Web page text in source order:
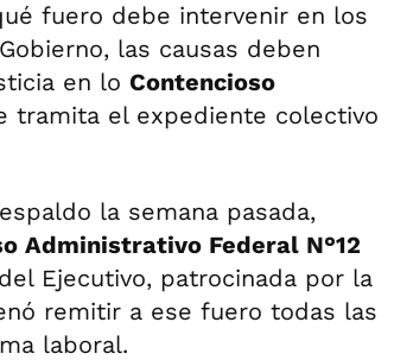
fuero debe intervenir en los
las causas deben
en lo Contencioso
tramita el expediente colectivo
la semana pasada,
Administrativo Federal N°12
Ejecutivo, patrocinada por la
remitir a ese fuero todas las
laboral.